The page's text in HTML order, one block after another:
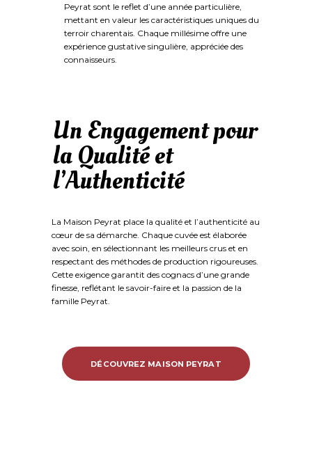
Peyrat sont le reflet d’une année particulière,
mettant en valeur les caractéristiques uniques du
terroir charentais. Chaque millésime offre une
expérience gustative singulière, appréciée des
connaisseurs.
Un Engagement pour
la Qualité et
l’Authenticité
La Maison Peyrat place la qualité et l’authenticité au
cœur de sa démarche. Chaque cuvée est élaborée
avec soin, en sélectionnant les meilleurs crus et en
respectant des méthodes de production rigoureuses.
Cette exigence garantit des cognacs d’une grande
finesse, reflétant le savoir-faire et la passion de la
famille Peyrat.
DÉCOUVREZ MAISON PEYRAT